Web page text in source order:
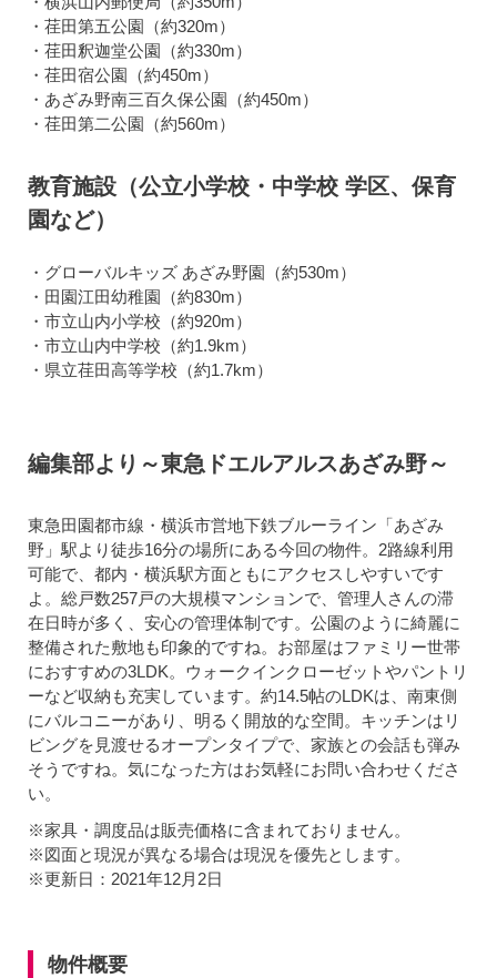
・荏田第五公園（約320m）
・荏田釈迦堂公園（約330m）
・荏田宿公園（約450m）
・あざみ野南三百久保公園（約450m）
・荏田第二公園（約560m）
教育施設（公立小学校・中学校 学区、保育
園など）
・グローバルキッズ あざみ野園（約530m）
・田園江田幼稚園（約830m）
・市立山内小学校（約920m）
・市立山内中学校（約1.9km）
・県立荏田高等学校（約1.7km）
編集部より～東急ドエルアルスあざみ野～
東急田園都市線・横浜市営地下鉄ブルーライン「あざみ
野」駅より徒歩16分の場所にある今回の物件。2路線利用
可能で、都内・横浜駅方面ともにアクセスしやすいです
よ。総戸数257戸の大規模マンションで、管理人さんの滞
在日時が多く、安心の管理体制です。公園のように綺麗に
整備された敷地も印象的ですね。お部屋はファミリー世帯
におすすめの3LDK。ウォークインクローゼットやパントリ
ーなど収納も充実しています。約14.5帖のLDKは、南東側
にバルコニーがあり、明るく開放的な空間。キッチンはリ
ビングを見渡せるオープンタイプで、家族との会話も弾み
そうですね。気になった方はお気軽にお問い合わせくださ
い。
※家具・調度品は販売価格に含まれておりません。
※図面と現況が異なる場合は現況を優先とします。
※更新日：2021年12月2日
物件概要